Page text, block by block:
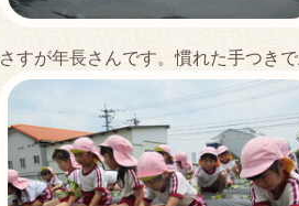
さすが年長さんです。慣れた手つき